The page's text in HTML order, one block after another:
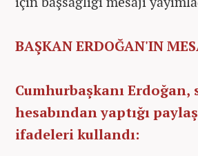
BAŞKAN ERDOĞAN'IN
Cumhurbaşkanı Erdoğan,
hesabından yaptığı
ifadeleri kullandı: